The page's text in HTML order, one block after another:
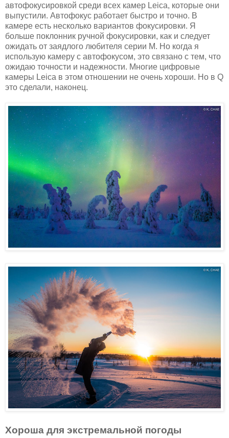
автофокусировкой среди всех камер Leica, которые они
выпустили. Автофокус работает быстро и точно. В
камере есть несколько вариантов фокусировки. Я
больше поклонник ручной фокусировки, как и следует
ожидать от заядлого любителя серии M. Но когда я
использую камеру с автофокусом, это связано с тем, что
ожидаю точности и надежности. Многие цифровые
камеры Leica в этом отношении не очень хороши. Но в Q
это сделали, наконец.
Хороша для экстремальной погоды